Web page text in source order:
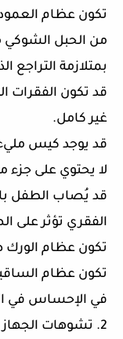
تكون عظام العمود
من الحبل الشوكي
بمتلازمة التراجع
قد تكون الفقرات
غير كامل.
قد يوجد كيس
لا يحتوي على جزء
قد يُصاب الطفل
الفقري تؤثر على
تكون عظام
تكون عظام
في الإحساس في
2. تشوهات الجهاز البولي